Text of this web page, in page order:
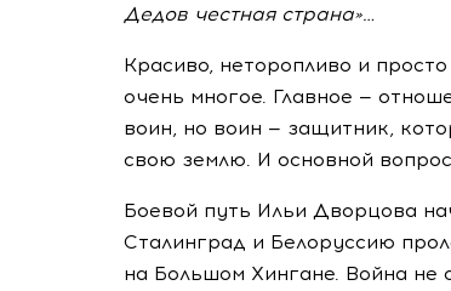
Дедов честная страна»…
Красиво, неторопливо и
очень многое. Главное —
воин, но воин — защитник,
свою землю. И основной
Боевой путь Ильи Дворцова
Сталинград и Белоруссию
на Большом Хингане. Война не